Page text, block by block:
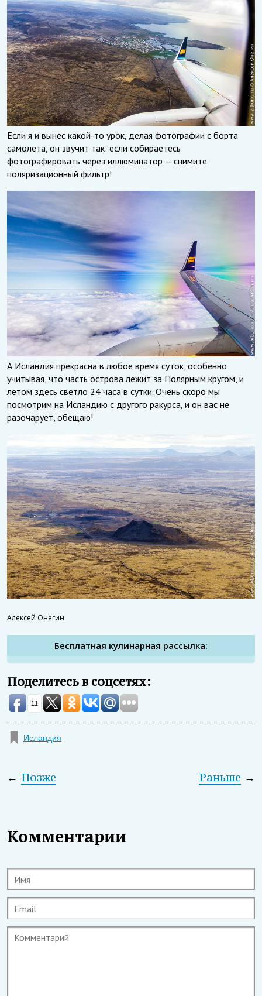
Если я и вынес какой-то урок, делая фотографии с борта
самолета, он звучит так: если собираетесь
фотографировать через иллюминатор — снимите
поляризационный фильтр!
А Исландия прекрасна в любое время суток, особенно
учитывая, что часть острова лежит за Полярным кругом, и
летом здесь светло 24 часа в сутки. Очень скоро мы
посмотрим на Исландию с другого ракурса, и он вас не
разочарует, обещаю!
Алексей Онегин
Бесплатная кулинарная рассылка:
Поделитесь в соцсетях:
11
Исландия
← Позже →
Раньше
Комментарии